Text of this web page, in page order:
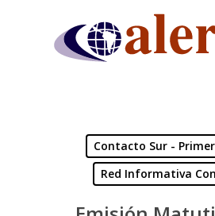
Contacto Sur -
Red Informativa